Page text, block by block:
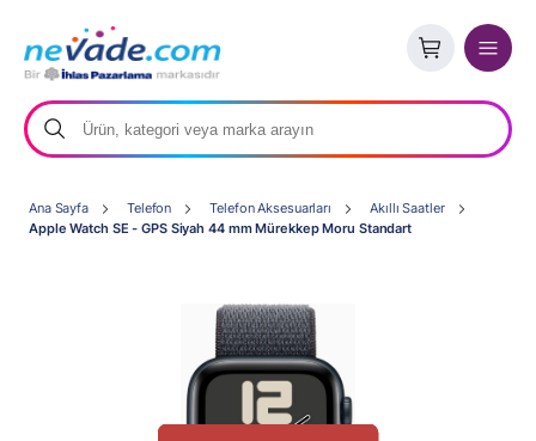
Ana Sayfa Telefon Telefon Aksesuarları
Akıllı Saatler
Apple Watch SE - GPS Siyah 44 mm Mürekkep Moru Standart